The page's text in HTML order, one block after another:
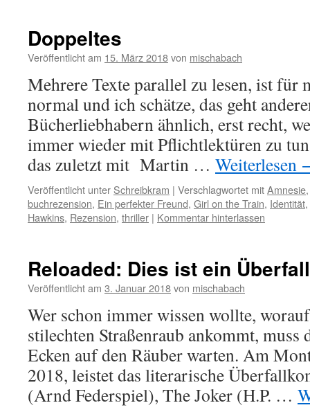
Doppeltes
Veröffentlicht am 15. März 2018von mischabach
Mehrere Texte parallel zu lesen, ist für
normal und ich schätze, das geht
Bücherliebhabern ähnlich, erst recht,
immer wieder mit Pflichtlektüren zu
das zuletzt mit Martin … Weiterlesen
Veröffentlicht unter Schreibkram | Verschlagwortet mitAmnesie
buchrezension, Ein perfekter Freund, Girl on the Train, Identität,
Hawkins, Rezension, thriller | Kommentar hinterlassen
Reloaded: Dies ist ein Überfall
Veröffentlicht am 3. Januar 2018von mischabach
Wer schon immer wissen wollte,
stilechten Straßenraub ankommt,
Ecken auf den Räuber warten. Am
2018, leistet das literarische
(Arnd Federspiel), The Joker (H.P. …